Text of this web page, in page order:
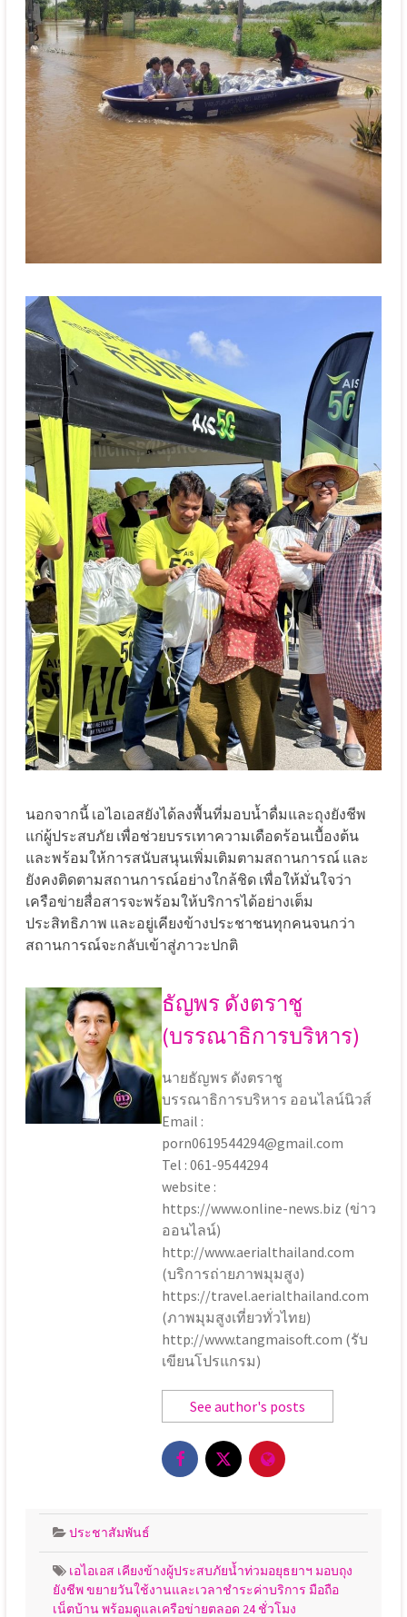
นอกจากนี้ เอไอเอสยังได้ลงพื้นที่มอบน้ำดื่มและถุงยังชีพ
แก่ผู้ประสบภัย เพื่อช่วยบรรเทาความเดือดร้อนเบื้องต้น
และพร้อมให้การสนับสนุนเพิ่มเติมตามสถานการณ์ และ
ยังคงติดตามสถานการณ์อย่างใกล้ชิด เพื่อให้มั่นใจว่า
เครือข่ายสื่อสารจะพร้อมให้บริการได้อย่างเต็ม
ประสิทธิภาพ และอยู่เคียงข้างประชาชนทุกคนจนกว่า
สถานการณ์จะกลับเข้าสู่ภาวะปกติ
ธัญพร ดังตราชู
(บรรณาธิการบริหาร)
นายธัญพร ดังตราชู
บรรณาธิการบริหาร ออนไลน์นิวส์
Email :
porn0619544294@gmail.com
Tel : 061-9544294
website :
https://www.online-news.biz (ข่าว
ออนไลน์)
http://www.aerialthailand.com
(บริการถ่ายภาพมุมสูง)
https://travel.aerialthailand.com
(ภาพมุมสูงเที่ยวทั่วไทย)
http://www.tangmaisoft.com (รับ
เขียนโปรแกรม)
See author's posts
ประชาสัมพันธ์
เอไอเอส เคียงข้างผู้ประสบภัยน้ำท่วมอยุธยาฯ มอบถุง
ยังชีพ ขยายวันใช้งานและเวลาชำระค่าบริการ มือถือ
เน็ตบ้าน พร้อมดูแลเครือข่ายตลอด 24 ชั่วโมง